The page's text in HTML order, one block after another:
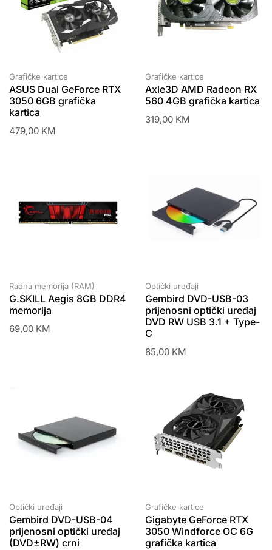
Grafičke kartice
ASUS Dual GeForce RTX
3050 6GB grafička
kartica
479,00 KM
Grafičke kartice
Axle3D AMD Radeon RX
560 4GB grafička kartica
319,00 KM
Radna memorija (RAM)
G.SKILL Aegis 8GB DDR4
memorija
69,00 KM
Optički uređaji
Gembird DVD-USB-03
prijenosni optički uređaj
DVD RW USB 3.1 + Type-
C
85,00 KM
Optički uređaji
Gembird DVD-USB-04
prijenosni optički uređaj
(DVD±RW) crni
Grafičke kartice
Gigabyte GeForce RTX
3050 Windforce OC 6G
grafička kartica